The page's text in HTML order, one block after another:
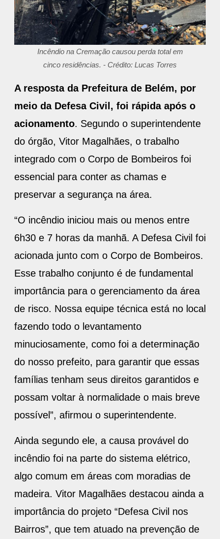
Incêndio na Cremação causou perda total em
cinco residências. - Crédito: Lucas Torres
A resposta da Prefeitura de Belém, por
meio da Defesa Civil, foi rápida após o
acionamento. Segundo o superintendente
do órgão, Vitor Magalhães, o trabalho
integrado com o Corpo de Bombeiros foi
essencial para conter as chamas e
preservar a segurança na área.
“O incêndio iniciou mais ou menos entre
6h30 e 7 horas da manhã. A Defesa Civil foi
acionada junto com o Corpo de Bombeiros.
Esse trabalho conjunto é de fundamental
importância para o gerenciamento da área
de risco. Nossa equipe técnica está no local
fazendo todo o levantamento
minuciosamente, como foi a determinação
do nosso prefeito, para garantir que essas
famílias tenham seus direitos garantidos e
possam voltar à normalidade o mais breve
possível”, afirmou o superintendente.
Ainda segundo ele, a causa provável do
incêndio foi na parte do sistema elétrico,
algo comum em áreas com moradias de
madeira. Vitor Magalhães destacou ainda a
importância do projeto “Defesa Civil nos
Bairros”, que tem atuado na prevenção de